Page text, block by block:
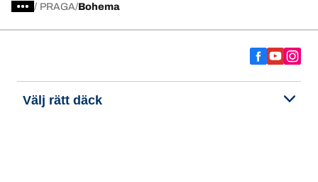
/ PRAGA Bohema
Välj rätt däck